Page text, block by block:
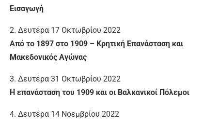
Εισαγωγή
2. Δευτέρα 17 Οκτωβρίου 2022
Από το 1897 στο 1909 – Κρητική Επανάσταση και
Μακεδονικός Αγώνας
3. Δευτέρα 31 Οκτωβρίου 2022
Η επανάσταση του 1909 και οι Βαλκανικοί Πόλεμοι
4. Δευτέρα 14 Νοεμβρίου 2022